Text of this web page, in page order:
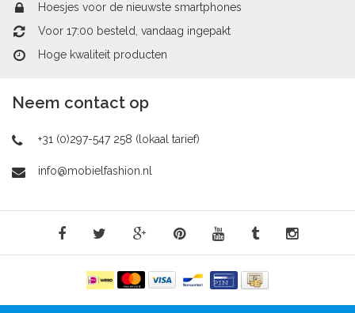
Hoesjes voor de nieuwste smartphones
Voor 17:00 besteld, vandaag ingepakt
Hoge kwaliteit producten
Neem contact op
+31 (0)297-547 258 (lokaal tarief)
info@mobielfashion.nl